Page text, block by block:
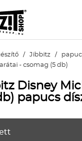
/ Jibbitz /
- csomag (5 db)
Disney
papucs